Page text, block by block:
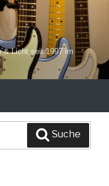
& Licht seit 1997 im
Suche